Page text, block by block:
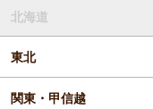
北海道
東北
関東・甲信越